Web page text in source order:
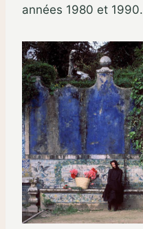
années 1980 et 1990.